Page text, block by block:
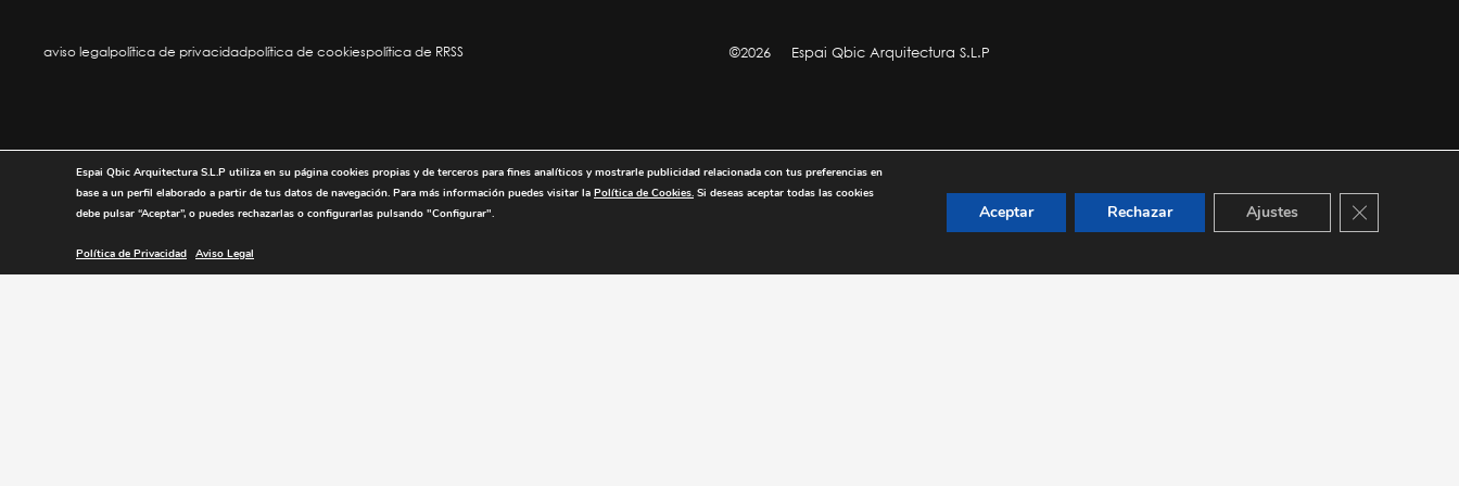
aviso legalpolítica de privacidadpolítica de cookiespolítica de RRSS ©2026 Espai Qbic Arquitectura S.L.P
Espai Qbic Arquitectura S.L.P utiliza en su página cookies propias y de terceros para fines analíticos y mostrarle publicidad relacionada con tus preferencias en
base a un perfil elaborado a partir de tus datos de navegación. Para más información puedes visitar la Política de Cookies. Si deseas aceptar todas las cookies
debe pulsar “Aceptar”, o puedes rechazarlas o configurarlas pulsando "Configurar".
Política de Privacidad Aviso Legal
Aceptar Rechazar Ajustes Cerrar el